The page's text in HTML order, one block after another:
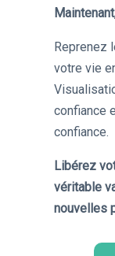
Reprenez
votre vie
confiance
confiance.
Libérez
véritable
nouvelles